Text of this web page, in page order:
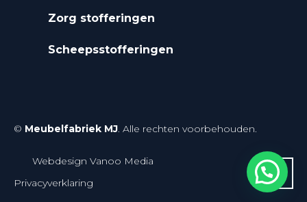
Zorg stofferingen
Scheepsstofferingen
© Meubelfabriek MJ. Alle rechten voorbehouden.
Webdesign Vanoo Media
Privacyverklaring